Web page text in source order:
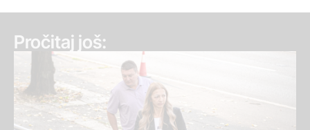
Pročitaj još: